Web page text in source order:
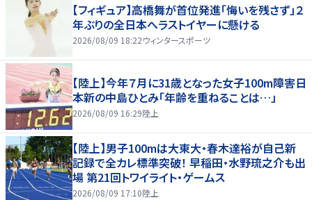
【フィギュア】高橋舞が首位発進「悔いを残さず」２
年ぶりの全日本へラストイヤーに懸ける
2026/08/09 18:22ウィンタースポーツ
【陸上】今年７月に31歳となった女子100m障害日
本新の中島ひとみ「年齢を重ねることは…」
2026/08/09 16:29陸上
【陸上】男子100mは大東大・春木達裕が自己新
記録で全カレ標準突破！ 早稲田・水野琉之介も出
場 第21回トワイライト・ゲームス
2026/08/09 17:10陸上